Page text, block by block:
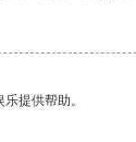
提供帮助。